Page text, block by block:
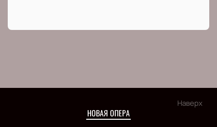
Наверх
НОВАЯ ОПЕРА